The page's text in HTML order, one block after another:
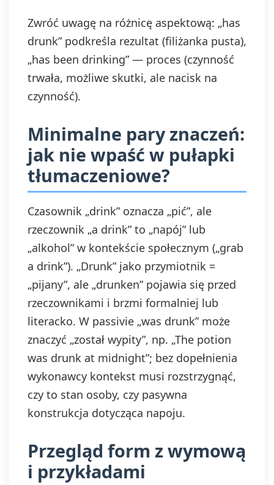
Zwróć uwagę na różnicę aspektową: „has
drunk” podkreśla rezultat (filiżanka pusta),
„has been drinking” — proces (czynność
trwała, możliwe skutki, ale nacisk na
czynność).
Minimalne pary znaczeń:
jak nie wpaść w pułapki
tłumaczeniowe?
Czasownik „drink” oznacza „pić”, ale
rzeczownik „a drink” to „napój” lub
„alkohol” w kontekście społecznym („grab
a drink”). „Drunk” jako przymiotnik =
„pijany”, ale „drunken” pojawia się przed
rzeczownikami i brzmi formalniej lub
literacko. W passivie „was drunk” może
znaczyć „został wypity”, np. „The potion
was drunk at midnight”; bez dopełnienia
wykonawcy kontekst musi rozstrzygnąć,
czy to stan osoby, czy pasywna
konstrukcja dotycząca napoju.
Przegląd form z wymową
i przykładami